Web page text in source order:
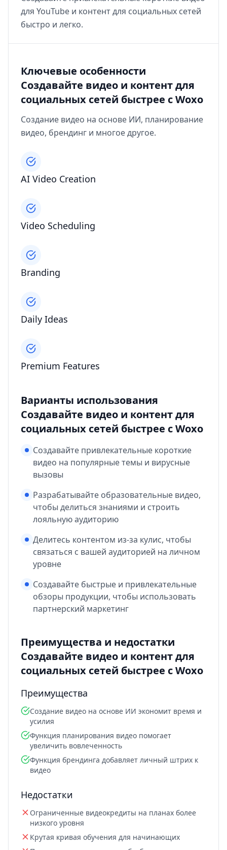
для YouTube и контент для социальных сетей
быстро и легко.
Ключевые особенности
Создавайте видео и контент для
социальных сетей быстрее с Woxo
Создание видео на основе ИИ, планирование
видео, брендинг и многое другое.
AI Video Creation
Video Scheduling
Branding
Daily Ideas
Premium Features
Варианты использования
Создавайте видео и контент для
социальных сетей быстрее с Woxo
Создавайте привлекательные короткие
видео на популярные темы и вирусные
вызовы
Разрабатывайте образовательные видео,
чтобы делиться знаниями и строить
лояльную аудиторию
Делитесь контентом из-за кулис, чтобы
связаться с вашей аудиторией на личном
уровне
Создавайте быстрые и привлекательные
обзоры продукции, чтобы использовать
партнерский маркетинг
Преимущества и недостатки
Создавайте видео и контент для
социальных сетей быстрее с Woxo
Преимущества
Создание видео на основе ИИ экономит время и
усилия
Функция планирования видео помогает
увеличить вовлеченность
Функция брендинга добавляет личный штрих к
видео
Недостатки
Ограниченные видеокредиты на планах более
низкого уровня
Крутая кривая обучения для начинающих